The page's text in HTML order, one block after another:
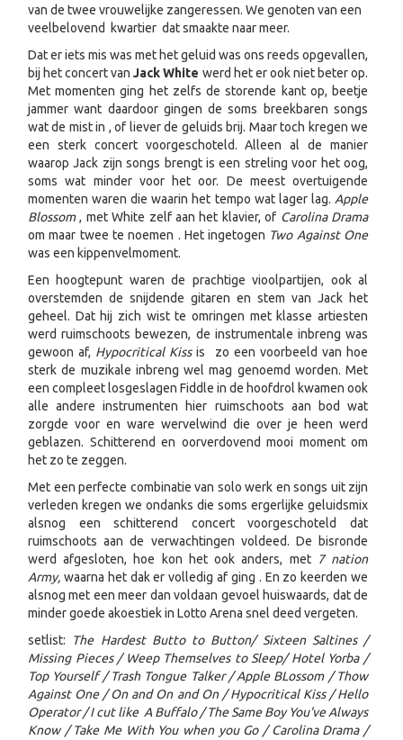
van de twee vrouwelijke zangeressen. We genoten van een
veelbelovend kwartier dat smaakte naar meer.
Dat er iets mis was met het geluid was ons reeds opgevallen,
bij het concert vanJack White werd het er ook niet beter op.
Met momenten ging het zelfs de storende kant op, beetje
jammer want daardoor gingen de soms breekbaren songs
wat de mist in , of liever de geluids brij. Maar toch kregen we
een sterk concert voorgeschoteld. Alleen al de manier
waarop Jack zijn songs brengt is een streling voor het oog,
soms wat minder voor het oor. De meest overtuigende
momenten waren die waarin het tempo wat lager lag. Apple
Blossom, met White zelf aan het klavier, of Carolina Drama
om maar twee te noemen . Het ingetogen Two Against One
was een kippenvelmoment.
Een hoogtepunt waren de prachtige vioolpartijen, ook al
overstemden de snijdende gitaren en stem van Jack het
geheel. Dat hij zich wist te omringen met klasse artiesten
werd ruimschoots bewezen, de instrumentale inbreng was
gewoon af, Hypocritical Kissis zo een voorbeeld van hoe
sterk de muzikale inbreng wel mag genoemd worden. Met
een compleet losgeslagen Fiddle in de hoofdrol kwamen ook
alle andere instrumenten hier ruimschoots aan bod wat
zorgde voor en ware wervelwind die over je heen werd
geblazen. Schitterend en oorverdovend mooi moment om
het zo te zeggen.
Met een perfecte combinatie van solo werk en songs uit zijn
verleden kregen we ondanks die soms ergerlijke geluidsmix
alsnog een schitterend concert voorgeschoteld dat
ruimschoots aan de verwachtingen voldeed. De bisronde
werd afgesloten, hoe kon het ook anders, met 7 nation
Army, waarna het dak er volledig af ging . En zo keerden we
alsnog met een meer dan voldaan gevoel huiswaards, dat de
minder goede akoestiek in Lotto Arena snel deed vergeten.
setlist:
The Hardest Butto to Button/ Sixteen Saltines /
Missing Pieces / Weep Themselves to Sleep/ Hotel Yorba /
Top Yourself / Trash Tongue Talker / Apple BLossom / Thow
Against One / On and On and On / Hypocritical Kiss / Hello
Operator / I cut like A Buffalo / The Same Boy You've Always
Know / Take Me With You when you Go / Carolina Drama /